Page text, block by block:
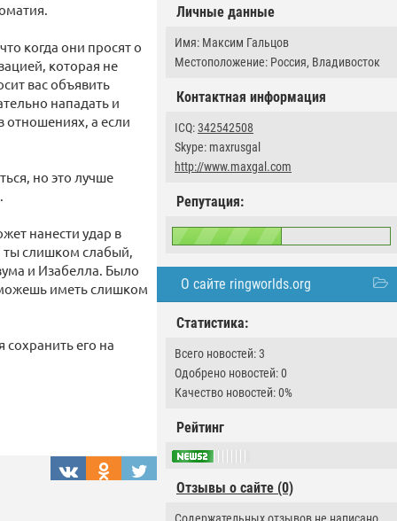
Личные данные
Имя: Максим Гальцов
Местоположение: Россия, Владивосток
Контактная информация
ICQ:342542508
Skype: maxrusgal
http://www.maxgal.com
Репутация:
О сайте ringworlds.org
Статистика:
Всего новостей: 3
Одобрено новостей: 0
Качество новостей: 0%
Рейтинг
Отзывы о сайте (0)
когда они просят о
которая не
вас объявить
нападать и
отношениях, а если
но это лучше
нанести удар в
ты слишком слабый,
и Изабелла. Было
иметь слишком
его на